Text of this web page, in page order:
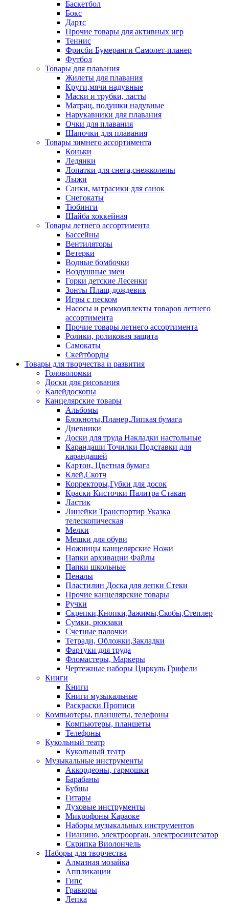
Баскетбол
Бокс
Дартс
Прочие товары для активных игр
Теннис
Фрисби Бумеранги Самолет-планер
Футбол
Товары для плавания
Жилеты для плавания
Круги,мячи надувные
Маски и трубки, ласты
Матрац, подушки надувные
Нарукавники для плавания
Очки для плавания
Шапочки для плавания
Товары зимнего ассортимента
Коньки
Ледянки
Лопатки для снега,снежколепы
Лыжи
Санки, матрасики для санок
Снегокаты
Тюбинги
Шайба хоккейная
Товары летнего ассортимента
Бассейны
Вентиляторы
Ветерки
Водные бомбочки
Воздушные змеи
Горки детские Лесенки
Зонты Плащ-дождевик
Игры с песком
Насосы и ремкомплекты товаров летнего
ассортимента
Прочие товары летнего ассортимента
Ролики, роликовая защита
Самокаты
Скейтборды
Товары для творчества и развития
Головоломки
Доски для рисования
Калейдоскопы
Канцелярские товары
Альбомы
Блокноты,Планер,Липкая бумага
Дневники
Доски для труда Накладки настольные
Карандаши Точилки Подставки для
карандашей
Картон, Цветная бумага
Клей,Скотч
Корректоры,Губки для досок
Краски Кисточки Палитра Стакан
Ластик
Линейки Транспортир Указка
телескопическая
Мелки
Мешки для обуви
Ножницы канцелярские Ножи
Папки архивации Файлы
Папки школьные
Пеналы
Пластилин Доска для лепки Стеки
Прочие канцелярские товары
Ручки
Скрепки,Кнопки,Зажимы,Скобы,Степлер
Сумки, рюкзаки
Счетные палочки
Тетради, Обложки,Закладки
Фартуки для труда
Фломастеры, Маркеры
Чертежные наборы Циркуль Грифели
Книги
Книги
Книги музыкальные
Раскраски Прописи
Компьютеры, планшеты, телефоны
Компьютеры, планшеты
Телефоны
Кукольный театр
Кукольный театр
Музыкальные инструменты
Аккордеоны, гармошки
Барабаны
Бубны
Гитары
Духовые инструменты
Микрофоны Караоке
Наборы музыкальных инструментов
Пианино, электроорган, электросинтезатор
Скрипка Виолончель
Наборы для творчества
Алмазная мозайка
Аппликации
Гипс
Гравюры
Лепка